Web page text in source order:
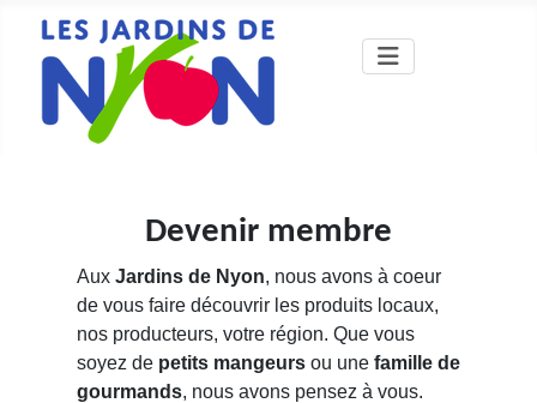
Devenir membre
Aux Jardins de Nyon, nous avons à coeur
de vous faire découvrir les produits locaux,
nos producteurs, votre région. Que vous
soyez de petits mangeurs ou une famille de
gourmands, nous avons pensez à vous.